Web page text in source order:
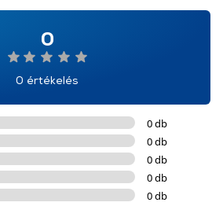
0
0 értékelés
0 db
0 db
0 db
0 db
0 db